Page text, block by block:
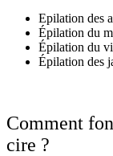
Epilation des
Épilation du
Épilation du
Épilation des
Comment
cire ?